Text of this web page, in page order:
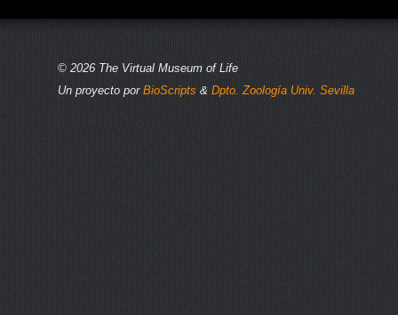
© 2026 The Virtual Museum of Life
Un proyecto por BioScripts & Dpto. Zoología Univ. Sevilla